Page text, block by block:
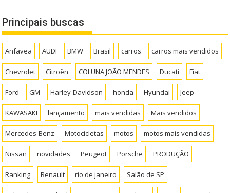
Principais buscas
Anfavea AUDI BMW Brasil carros carros mais vendidos
Chevrolet Citroën COLUNA JOÃO MENDES Ducati Fiat
Ford GM Harley-Davidson honda Hyundai Jeep
KAWASAKI lançamento mais vendidas Mais vendidos
Mercedes-Benz Motocicletas motos motos mais vendidas
Nissan novidades Peugeot Porsche PRODUÇÃO
Ranking Renault rio de janeiro Salão de SP